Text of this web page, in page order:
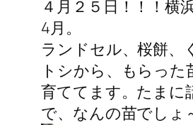
４月２５日！！！横
4月。
ランドセル、桜餅、
トシから、もらった
育ててます。たまに
で、なんの苗でしょ